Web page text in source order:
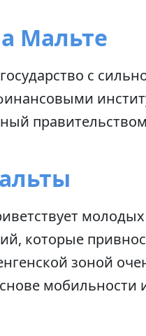
Мальте
с
которые
зоной
мобильности